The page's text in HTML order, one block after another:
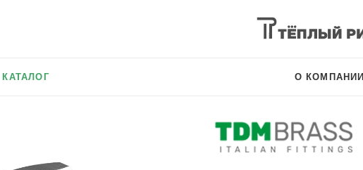
КАТАЛОГ О КОМПАНИИ